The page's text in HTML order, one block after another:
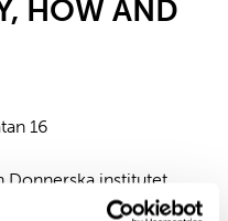
HOW AND
16
institutet
Institute invite